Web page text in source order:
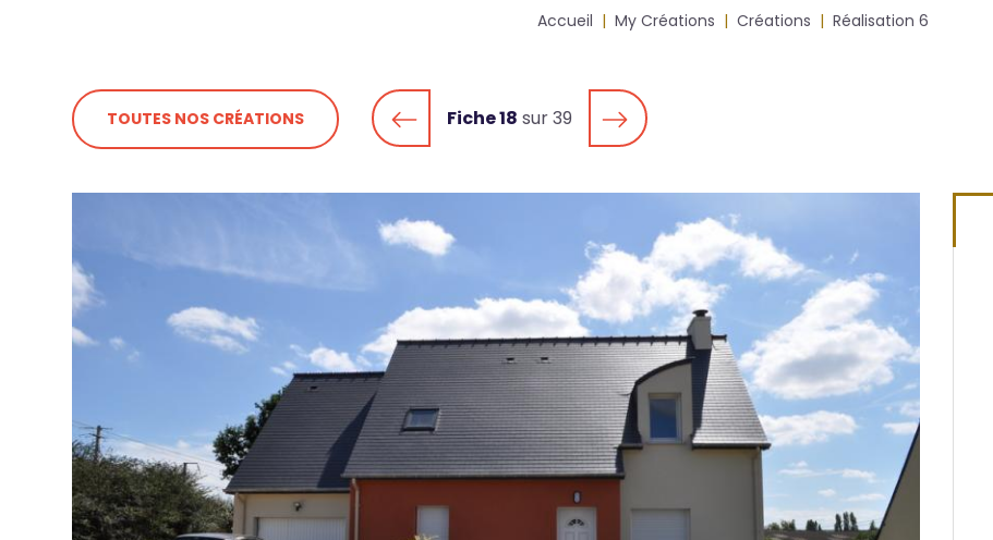
Accueil My Créations Créations Réalisation 6
TOUTES NOS CRÉATIONS Fiche 18 sur 39